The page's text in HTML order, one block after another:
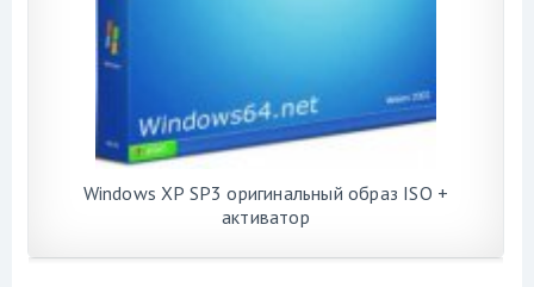
Windows XP SP3 оригинальный образ ISO +
активатор